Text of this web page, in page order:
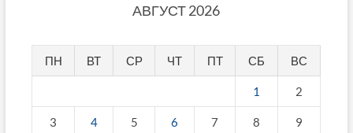
АВГУСТ 2026
ПН ВТ СР ЧТ ПТ СБ ВС
1 2
3 4 5 6 7 8 9